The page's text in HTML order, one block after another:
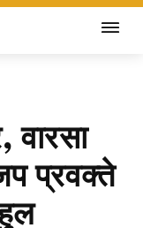
वारसा
प्रवक्ते